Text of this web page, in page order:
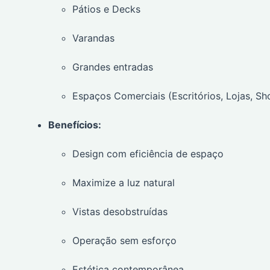
Pátios e Decks
Varandas
Grandes entradas
Espaços Comerciais (Escritórios, Lojas,
Benefícios:
Design com eficiência de espaço
Maximize a luz natural
Vistas desobstruídas
Operação sem esforço